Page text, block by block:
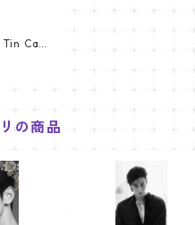
Tin Cas
ヌ (E
の商品